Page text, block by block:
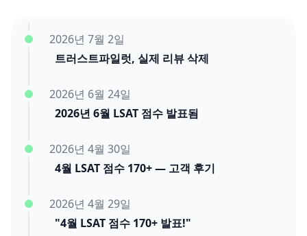
트러스트파일럿, 실제 리뷰 삭제
2026년 7월 2일
2026년 6월 LSAT 점수 발표됨
2026년 6월 24일
4월 LSAT 점수 170+ — 고객 후기
2026년 4월 30일
"4월 LSAT 점수 170+ 발표!"
2026년 4월 29일